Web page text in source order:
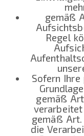
gemäß
Regel
Sofern Ihre
gemäß
verarbeitet
gemäß Art.
die